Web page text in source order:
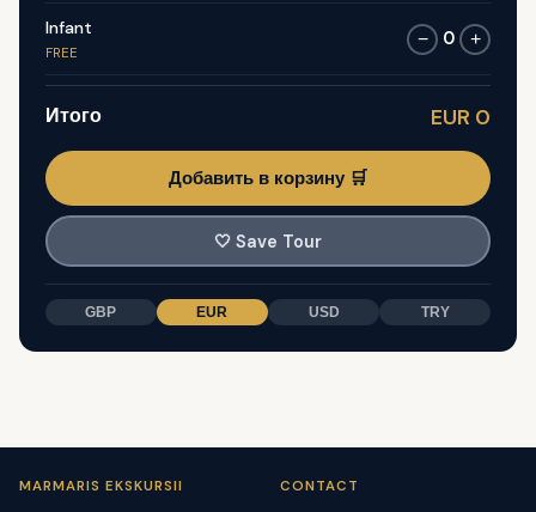
Infant
FREE
− 0 +
Итого EUR 0
Добавить в корзину 🛒
🤍 Save Tour
GBP EUR USD TRY
MARMARIS EKSKURSII CONTACT